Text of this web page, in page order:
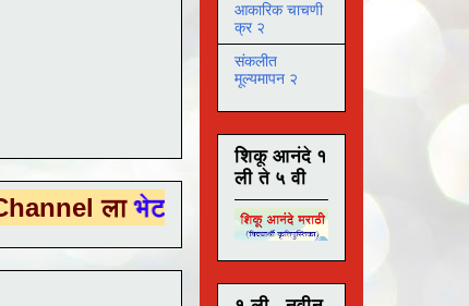
भेट देण्यासाठी येथे क्लिक करा .
आकारिक चाचणी
क्र २
संकलीत
मूल्यमापन २
शिकू आनंदे १
ली ते ५ वी